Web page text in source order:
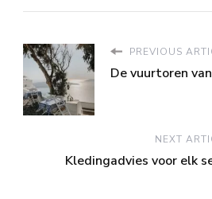
PREVIOUS
De vuurtoren
NEXT
Kledingadvies voor elk